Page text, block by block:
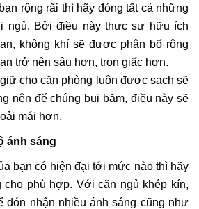
rộng rãi thì hãy đóng tất cả những
ngủ. Bởi điều này thực sự hữu ích
không khí sẽ được phân bố rộng
trở nên sâu hơn, trọn giấc hơn.
cho căn phòng luôn được sạch sẽ
nên để chúng bụi bặm, điều này sẽ
mái hơn.
ánh sáng
bạn có hiện đại tới mức nào thì hãy
cho phù hợp. Với căn ngủ khép kín,
đón nhận nhiều ánh sáng cũng như